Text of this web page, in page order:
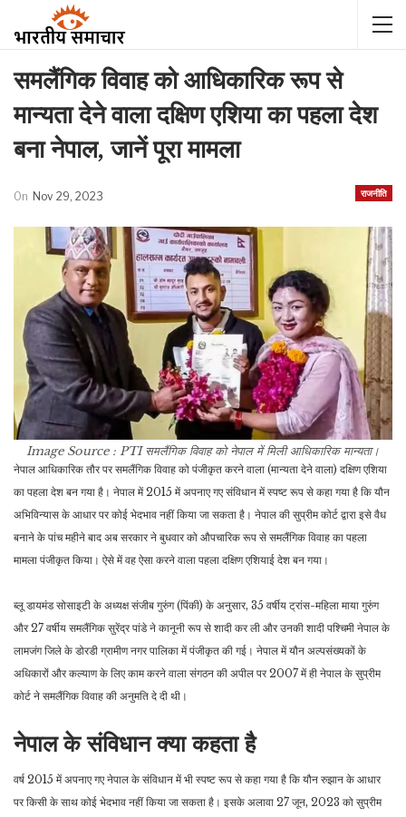
समलैंगिक विवाह को आधिकारिक रूप से
मान्यता देने वाला दक्षिण एशिया का पहला देश
बना नेपाल, जानें पूरा मामला
राजनीति
On Nov 29, 2023
Image Source : PTIसमलैंगिक विवाह को नेपाल में मिली आधिकारिक मान्यता।
नेपाल आधिकारिक तौर पर समलैंगिक विवाह को पंजीकृत करने वाला (मान्यता देने वाला) दक्षिण एशिया
का पहला देश बन गया है। नेपाल में 2015 में अपनाए गए संविधान में स्पष्ट रूप से कहा गया है कि यौन
अभिविन्यास के आधार पर कोई भेदभाव नहीं किया जा सकता है। नेपाल की सुप्रीम कोर्ट द्वारा इसे वैध
बनाने के पांच महीने बाद अब सरकार ने बुधवार को औपचारिक रूप से समलैंगिक विवाह का पहला
मामला पंजीकृत किया। ऐसे में वह ऐसा करने वाला पहला दक्षिण एशियाई देश बन गया।
ब्लू डायमंड सोसाइटी के अध्यक्ष संजीब गुरुंग (पिंकी) के अनुसार, 35 वर्षीय ट्रांस-महिला माया गुरुंग
और 27 वर्षीय समलैंगिक सुरेंद्र पांडे ने कानूनी रूप से शादी कर ली और उनकी शादी पश्चिमी नेपाल के
लामजंग जिले के डोरडी ग्रामीण नगर पालिका में पंजीकृत की गई। नेपाल में यौन अल्पसंख्यकों के
अधिकारों और कल्याण के लिए काम करने वाला संगठन की अपील पर 2007 में ही नेपाल के सुप्रीम
कोर्ट ने समलैंगिक विवाह की अनुमति दे दी थी।
नेपाल के संविधान क्या कहता है
वर्ष 2015 में अपनाए गए नेपाल के संविधान में भी स्पष्ट रूप से कहा गया है कि यौन रुझान के आधार
पर किसी के साथ कोई भेदभाव नहीं किया जा सकता है। इसके अलावा 27 जून, 2023 को सुप्रीम